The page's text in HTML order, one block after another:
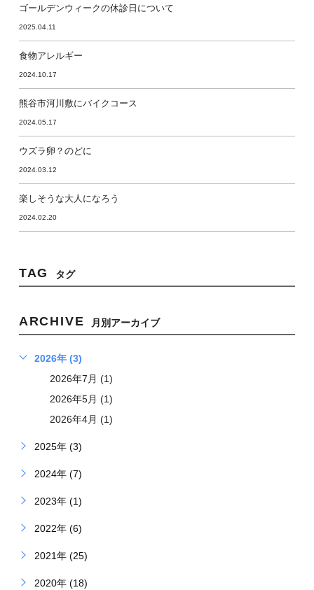
ゴールデンウィークの休診日について
2025.04.11
食物アレルギー
2024.10.17
熊谷市河川敷にバイクコース
2024.05.17
ウズラ卵？のどに
2024.03.12
楽しそうな大人になろう
2024.02.20
TAG タグ
ARCHIVE 月別アーカイブ
2026年 (3)
2026年7月 (1)
2026年5月 (1)
2026年4月 (1)
2025年 (3)
2024年 (7)
2023年 (1)
2022年 (6)
2021年 (25)
2020年 (18)